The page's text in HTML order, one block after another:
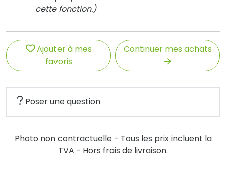
cette fonction.)
Ajouter à mes
favoris
Continuer mes achats
Poser une question
Photo non contractuelle - Tous les prix incluent la
TVA - Hors frais de livraison.